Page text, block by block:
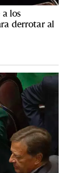
los
derrotar al